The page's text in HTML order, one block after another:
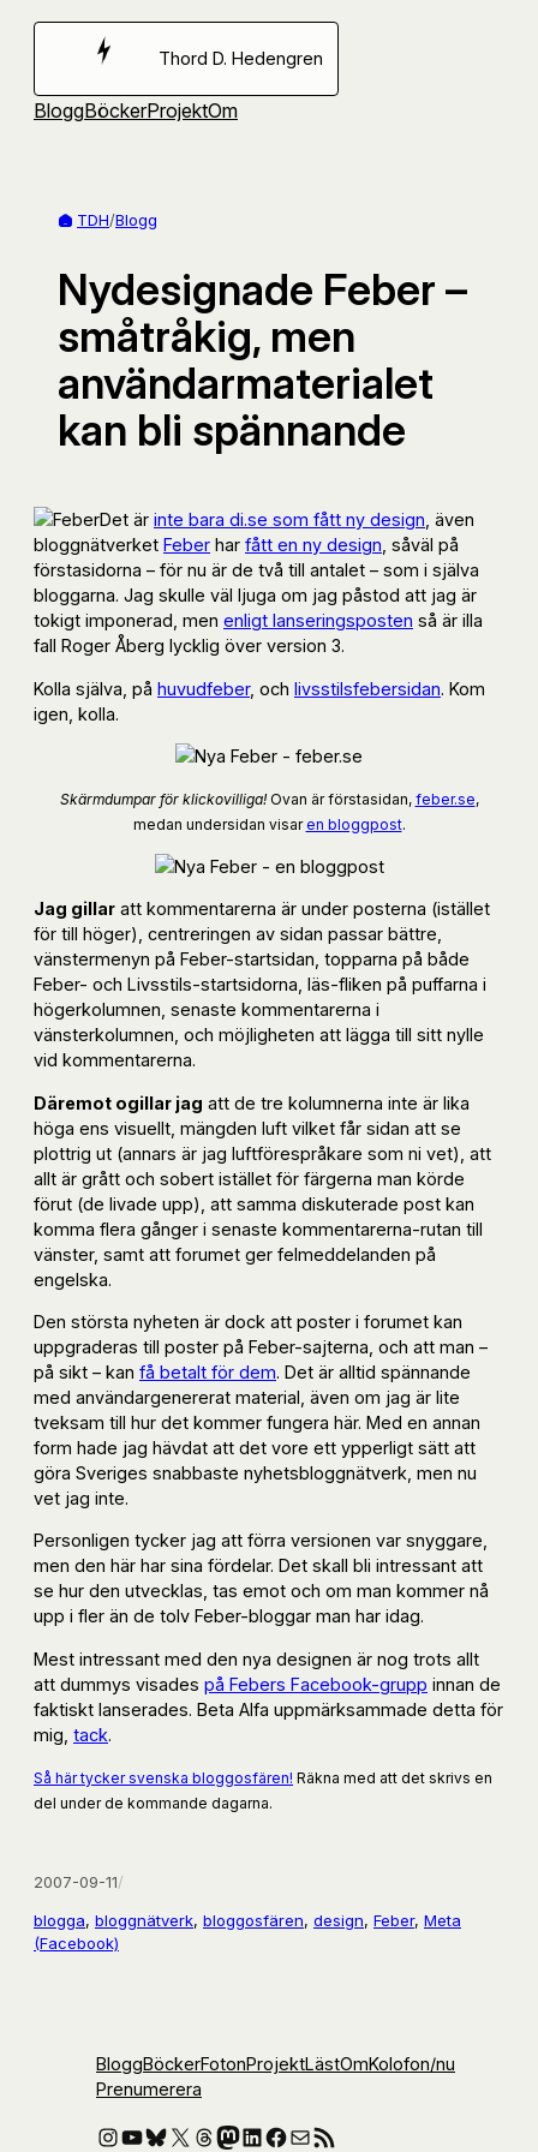
Hoppa
Thord D. Hedengren
BloggBöckerProjektOm
TDH/Blogg
Nydesignade Feber –
småtråkig, men
användarmaterialet
kan bli spännande
Det är inte bara di.se som fått ny design , även
bloggnätverket Feber har fått en ny design , såväl på
förstasidorna – för nu är de två till antalet – som i själva
bloggarna. Jag skulle väl ljuga om jag påstod att jag är
tokigt imponerad, men enligt lanseringsposten så är illa
fall Roger Åberg lycklig över version 3.
Kolla själva, på huvudfeber, och livsstilsfebersidan. Kom
igen, kolla.
Skärmdumpar för klickovilliga!Ovan är förstasidan, feber.se,
medan undersidan visaren bloggpost.
Jag gillar att kommentarerna är under posterna (istället
för till höger), centreringen av sidan passar bättre,
vänstermenyn på Feber-startsidan, topparna på både
Feber- och Livsstils-startsidorna, läs-fliken på puffarna i
högerkolumnen, senaste kommentarerna i
vänsterkolumnen, och möjligheten att lägga till sitt nylle
vid kommentarerna.
Däremot ogillar jag att de tre kolumnerna inte är lika
höga ens visuellt, mängden luft vilket får sidan att se
plottrig ut (annars är jag luftförespråkare som ni vet), att
allt är grått och sobert istället för färgerna man körde
förut (de livade upp), att samma diskuterade post kan
komma flera gånger i senaste kommentarerna-rutan till
vänster, samt att forumet ger felmeddelanden på
engelska.
Den största nyheten är dock att poster i forumet kan
uppgraderas till poster på Feber-sajterna, och att man –
på sikt – kan få betalt för dem. Det är alltid spännande
med användargenererat material, även om jag är lite
tveksam till hur det kommer fungera här. Med en annan
form hade jag hävdat att det vore ett ypperligt sätt att
göra Sveriges snabbaste nyhetsbloggnätverk, men nu
vet jag inte.
Personligen tycker jag att förra versionen var snyggare,
men den här har sina fördelar. Det skall bli intressant att
se hur den utvecklas, tas emot och om man kommer nå
upp i fler än de tolv Feber-bloggar man har idag.
Mest intressant med den nya designen är nog trots allt
att dummys visades på Febers Facebook-grupp innan de
faktiskt lanserades. Beta Alfa uppmärksammade detta för
mig, tack.
Så här tycker svenska bloggosfären! Räkna med att det skrivs en
del under de kommande dagarna.
2007-09-11/
blogga, bloggnätverk, bloggosfären, design, Feber, Meta
(Facebook)
BloggBöckerFotonProjektLästOmKolofon/nu
Prenumerera
Instagram
YouTube
Bluesky
X Threads
Mastodon
LinkedIn
Facebook
E-postRSS-flöde